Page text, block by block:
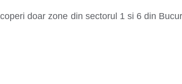
doar zone din sectorul 1 si 6 din